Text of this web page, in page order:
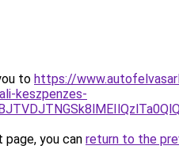
to https://
keszpenzes-
you can return to the